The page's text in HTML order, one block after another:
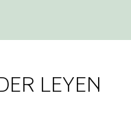
LEYEN